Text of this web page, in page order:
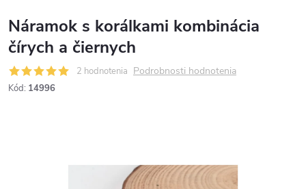
Náramok s korálkami kombinácia
čírych a čiernych
2 hodnotenia Podrobnosti hodnotenia
Kód: 14996